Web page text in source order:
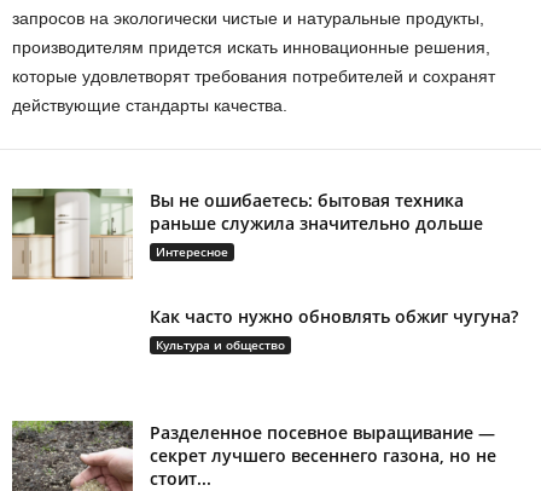
запросов на экологически чистые и натуральные продукты,
производителям придется искать инновационные решения,
которые удовлетворят требования потребителей и сохранят
действующие стандарты качества.
Вы не ошибаетесь: бытовая техника
раньше служила значительно дольше
Интересное
Как часто нужно обновлять обжиг чугуна?
Культура и общество
Разделенное посевное выращивание —
секрет лучшего весеннего газона, но не
стоит...